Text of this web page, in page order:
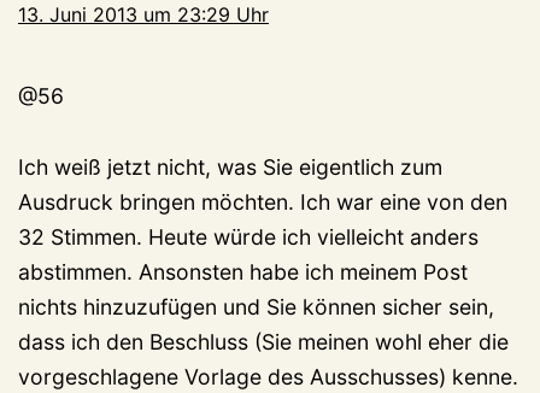
13. Juni 2013 um 23:29 Uhr
@56
Ich weiß jetzt nicht, was Sie eigentlich zum
Ausdruck bringen möchten. Ich war eine von den
32 Stimmen. Heute würde ich vielleicht anders
abstimmen. Ansonsten habe ich meinem Post
nichts hinzuzufügen und Sie können sicher sein,
dass ich den Beschluss (Sie meinen wohl eher die
vorgeschlagene Vorlage des Ausschusses) kenne.